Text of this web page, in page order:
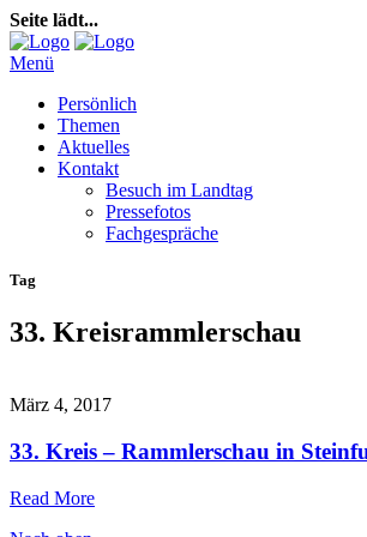
Seite lädt...
Menü
Persönlich
Themen
Aktuelles
Kontakt
Besuch im Landtag
Pressefotos
Fachgespräche
Tag
33. Kreisrammlerschau
März 4, 2017
33. Kreis – Rammlerschau in
Read More